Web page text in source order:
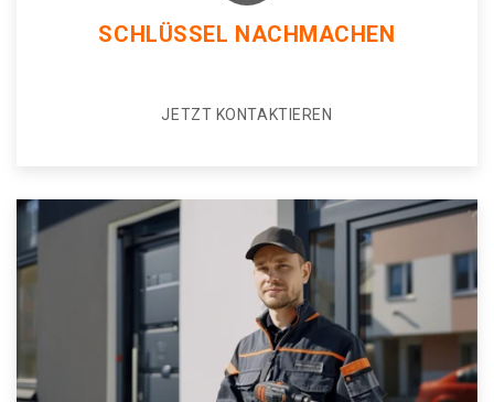
SCHLÜSSEL NACHMACHEN
JETZT KONTAKTIEREN